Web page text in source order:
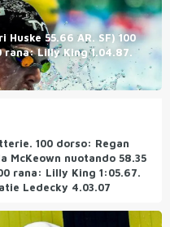
55.66 AR. SF) 100
rana: Lilly King 1.04.87.
100 dorso: Regan
McKeown nuotando 58.35
rana: Lilly King 1:05.67.
Ledecky 4.03.07